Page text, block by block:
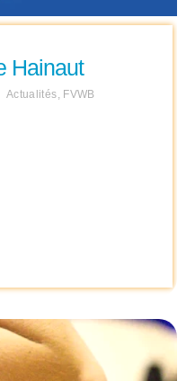
Hainaut
Actualités, FVWB